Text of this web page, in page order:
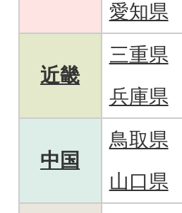
愛知県
近畿
三重県
兵庫県
中国
鳥取県
山口県